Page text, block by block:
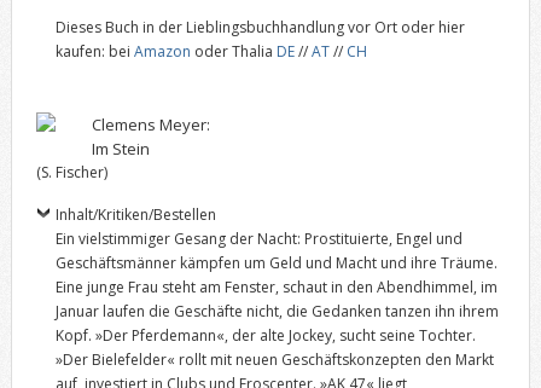
Dieses Buch in der Lieblingsbuchhandlung vor Ort oder hier
kaufen: bei Amazon oder Thalia DE//AT// CH
Clemens Meyer:
Im Stein
(S. Fischer)
Inhalt/Kritiken/Bestellen
Ein vielstimmiger Gesang der Nacht: Prostituierte, Engel und
Geschäftsmänner kämpfen um Geld und Macht und ihre Träume.
Eine junge Frau steht am Fenster, schaut in den Abendhimmel, im
Januar laufen die Geschäfte nicht, die Gedanken tanzen ihn ihrem
Kopf. »Der Pferdemann«, der alte Jockey, sucht seine Tochter.
»Der Bielefelder« rollt mit neuen Geschäftskonzepten den Markt
auf, investiert in Clubs und Eroscenter. »AK 47« liegt